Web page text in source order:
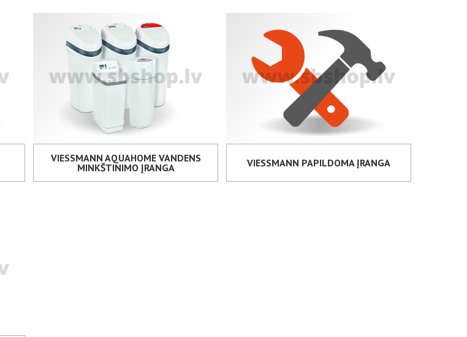
VIESSMANN AQUAHOME VANDENS
MINKŠTINIMO ĮRANGA
VIESSMANN PAPILDOMA ĮRANGA